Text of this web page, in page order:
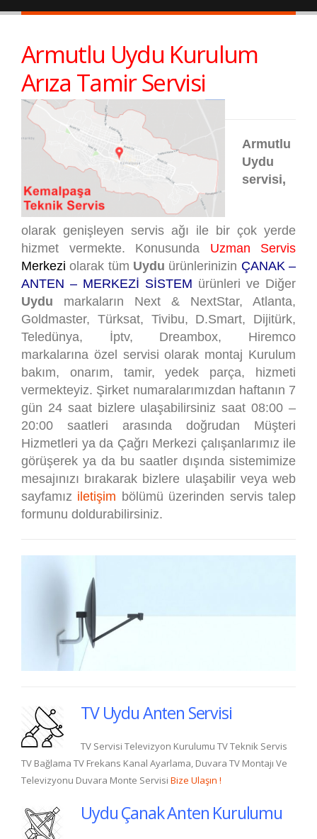
Armutlu Uydu Kurulum
Arıza Tamir Servisi
Armutlu
Uydu
servisi,
olarak genişleyen servis ağı ile bir çok yerde
hizmet vermekte. Konusunda Uzman Servis
Merkezi olarak tüm Uydu ürünlerinizin ÇANAK –
ANTEN – MERKEZİ SİSTEM ürünleri ve Diğer
Uydu markaların Next & NextStar, Atlanta,
Goldmaster, Türksat, Tivibu, D.Smart, Dijitürk,
Teledünya, İptv, Dreambox, Hiremco
markalarına özel servisi olarak montaj Kurulum
bakım, onarım, tamir, yedek parça, hizmeti
vermekteyiz. Şirket numaralarımızdan haftanın 7
gün 24 saat bizlere ulaşabilirsiniz saat 08:00 –
20:00 saatleri arasında doğrudan Müşteri
Hizmetleri ya da Çağrı Merkezi çalışanlarımız ile
görüşerek ya da bu saatler dışında sistemimize
mesajınızı bırakarak bizlere ulaşabilir veya web
sayfamız iletişim bölümü üzerinden servis talep
formunu doldurabilirsiniz.
TV Uydu Anten Servisi
TV Servisi Televizyon Kurulumu TV Teknik Servis
TV Bağlama TV Frekans Kanal Ayarlama, Duvara TV Montajı Ve
Televizyonu Duvara Monte Servisi Bize Ulaşın !
Uydu Çanak Anten Kurulumu